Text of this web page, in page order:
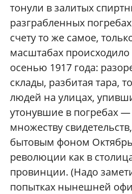
тонули в залитых
разграбленных
счету то же самое,
масштабах происходило
осенью 1917 года:
склады, разбитая тара,
людей на улицах,
утонувшие в погребах —
множеству
бытовым фоном
революции как в
провинции. (Надо
попытках нынешней